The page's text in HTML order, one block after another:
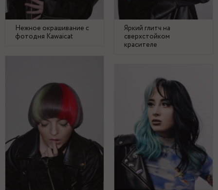
Нежное окрашивание с
фотодня Kawaicat
Яркий глитч на
сверхстойком
красителе